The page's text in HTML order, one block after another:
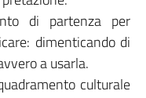
di partenza per
dimenticando di
a usarla.
culturale